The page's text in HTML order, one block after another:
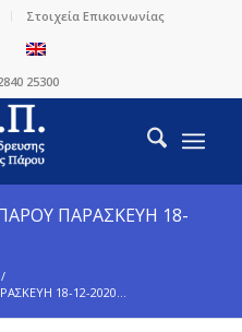
Στοιχεία Επικοινωνίας
25300
ΠΑΡΑΣΚΕΥΗ 18-
/
18-12-2020...